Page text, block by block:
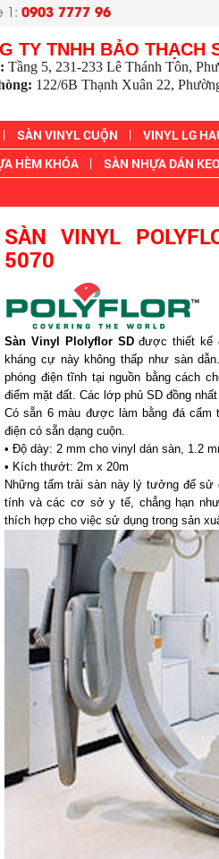
1: 0903 7777 96
TY TNHH BẢO THẠCH
Tầng 5, 231-233 Lê Thánh Tôn,
122/6B Thạnh Xuân 22,
SÀN VINYL CUỘN
VINYL LG
HÈM KHÓA SÀN NHỰA DÁN KEO
SÀN VINYL
5070
Sàn Vinyl Plolyflor SDđược thiết kế
kháng cự này không thấp như sàn
phóng điện tĩnh tại nguồn bằng cách
điểm mặt đất. Các lớp phủ SD đồng
Có sẵn 6 màu được làm bằng đá cẩm
điện có sẵn dạng cuộn.
• Độ dày: 2 mm cho vinyl dán sàn, 1.2
• Kích thướt: 2m x 20m
Những tấm trải sàn này lý tưởng để
tính và các cơ sở y tế, chẳng hạn
thích hợp cho việc sử dụng trong sản